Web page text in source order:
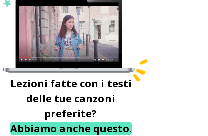
Lezioni fatte con i testi
delle tue canzoni
preferite?
Abbiamo anche questo.